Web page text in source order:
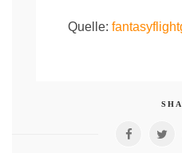
Quelle: